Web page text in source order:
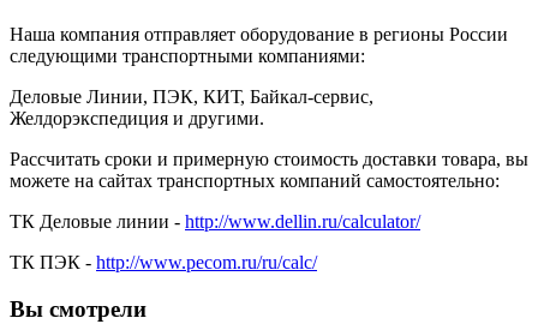
Наша компания отправляет оборудование в регионы России
следующими транспортными компаниями:
Деловые Линии, ПЭК, КИТ, Байкал-сервис,
Желдорэкспедиция и другими.
Рассчитать сроки и примерную стоимость доставки товара, вы
можете на сайтах транспортных компаний самостоятельно:
ТК Деловые линии - http://www.dellin.ru/calculator/
ТК ПЭК - http://www.pecom.ru/ru/calc/
Вы смотрели